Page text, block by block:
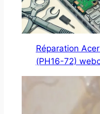
Réparation
(PH16-72)